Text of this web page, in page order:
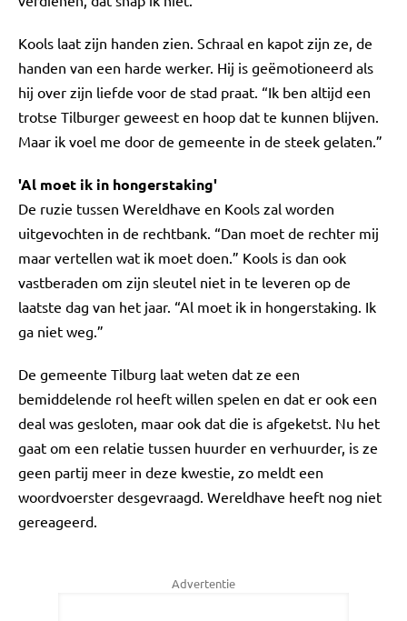
Kools laat zijn handen zien. Schraal en kapot zijn ze, de
handen van een harde werker. Hij is geëmotioneerd als
hij over zijn liefde voor de stad praat. “Ik ben altijd een
trotse Tilburger geweest en hoop dat te kunnen blijven.
Maar ik voel me door de gemeente in de steek gelaten.”
'Al moet ik in hongerstaking'
De ruzie tussen Wereldhave en Kools zal worden
uitgevochten in de rechtbank. “Dan moet de rechter mij
maar vertellen wat ik moet doen.” Kools is dan ook
vastberaden om zijn sleutel niet in te leveren op de
laatste dag van het jaar. “Al moet ik in hongerstaking. Ik
ga niet weg.”
De gemeente Tilburg laat weten dat ze een
bemiddelende rol heeft willen spelen en dat er ook een
deal was gesloten, maar ook dat die is afgeketst. Nu het
gaat om een relatie tussen huurder en verhuurder, is ze
geen partij meer in deze kwestie, zo meldt een
woordvoerster desgevraagd. Wereldhave heeft nog niet
gereageerd.
Advertentie